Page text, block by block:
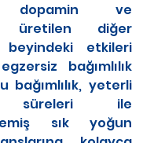
dopamin ve
üretilen diğer
beyindeki etkileri
bağımlılık
bağımlılık, yeterli
süreleri ile
sık yoğun